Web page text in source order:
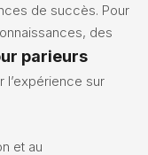
de succès. Pour
des
parieurs
l’expérience sur
et au